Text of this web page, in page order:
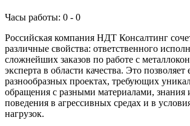
Часы работы: 0 - 0
Российская компания НДТ Консалтинг
различные свойства: ответственного
сложнейших заказов по работе с
эксперта в области качества. Это позволяет
разнообразных проектах, требующих
обращения с разными материалами, знания
поведения в агрессивных средах и в
нагрузок.